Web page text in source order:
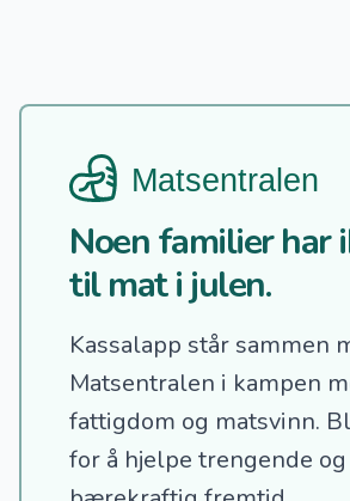
Noen familier har
til mat i julen.
Kassalapp står sammen
Matsentralen i kampen
fattigdom og matsvinn.
for å hjelpe trengende